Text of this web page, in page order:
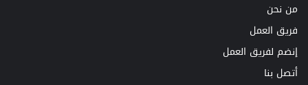
من نحن
فريق العمل
إنضم لفريق العمل
أتصل بنا